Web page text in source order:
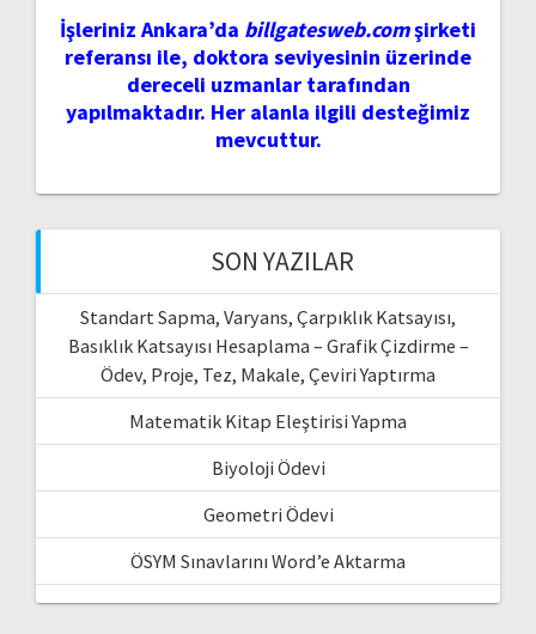
İşleriniz Ankara’da billgatesweb.comşirketi
referansı ile, doktora seviyesinin üzerinde
dereceli uzmanlar tarafından
yapılmaktadır. Her alanla ilgili desteğimiz
mevcuttur.
SON YAZILAR
Standart Sapma, Varyans, Çarpıklık Katsayısı,
Basıklık Katsayısı Hesaplama – Grafik Çizdirme –
Ödev, Proje, Tez, Makale, Çeviri Yaptırma
Matematik Kitap Eleştirisi Yapma
Biyoloji Ödevi
Geometri Ödevi
ÖSYM Sınavlarını Word’e Aktarma